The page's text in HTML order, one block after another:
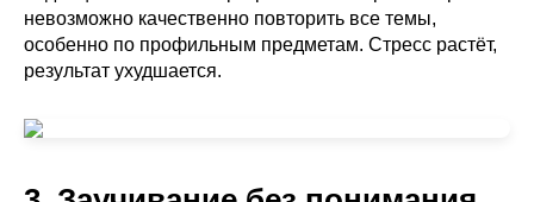
невозможно качественно повторить все темы,
особенно по профильным предметам. Стресс растёт,
результат ухудшается.